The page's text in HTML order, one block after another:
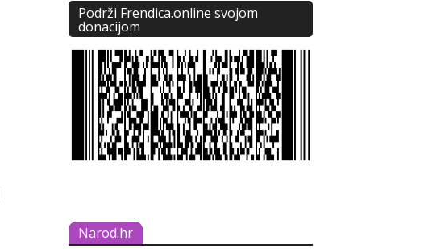
Podrži Frendica.online svojom
donacijom
Narod.hr